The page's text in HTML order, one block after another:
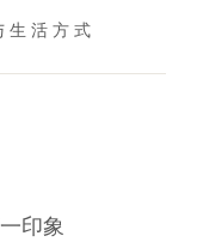
生 活 方 式
印象